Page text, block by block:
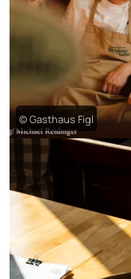
© Gasthaus Figl